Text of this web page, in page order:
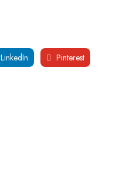
LinkedIn
Pinterest